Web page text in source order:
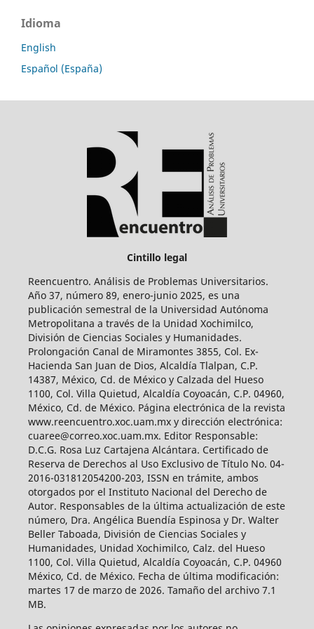
Idioma
English
Español (España)
Cintillo legal
Reencuentro. Análisis de Problemas Universitarios.
Año 37, número 89, enero-junio 2025, es una
publicación semestral de la Universidad Autónoma
Metropolitana a través de la Unidad Xochimilco,
División de Ciencias Sociales y Humanidades.
Prolongación Canal de Miramontes 3855, Col. Ex-
Hacienda San Juan de Dios, Alcaldía Tlalpan, C.P.
14387, México, Cd. de México y Calzada del Hueso
1100, Col. Villa Quietud, Alcaldía Coyoacán, C.P. 04960,
México, Cd. de México. Página electrónica de la revista
www.reencuentro.xoc.uam.mx y dirección electrónica:
cuaree@correo.xoc.uam.mx. Editor Responsable:
D.C.G. Rosa Luz Cartajena Alcántara. Certificado de
Reserva de Derechos al Uso Exclusivo de Título No. 04-
2016-031812054200-203, ISSN en trámite, ambos
otorgados por el Instituto Nacional del Derecho de
Autor. Responsables de la última actualización de este
número, Dra. Angélica Buendía Espinosa y Dr. Walter
Beller Taboada, División de Ciencias Sociales y
Humanidades, Unidad Xochimilco, Calz. del Hueso
1100, Col. Villa Quietud, Alcaldía Coyoacán, C.P. 04960
México, Cd. de México. Fecha de última modificación:
martes 17 de marzo de 2026. Tamaño del archivo 7.1
MB.